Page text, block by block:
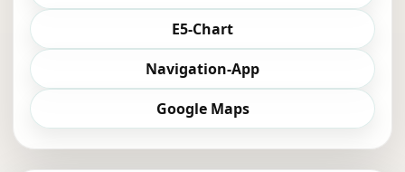
E5-Chart
Navigation-App
Google Maps